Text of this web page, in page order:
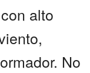
alto
No